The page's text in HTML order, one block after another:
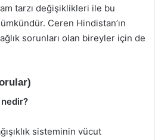
tarzı değişiklikleri ile bu
Ceren Hindistan’ın
sorunları olan bireyler için de
sisteminin vücut